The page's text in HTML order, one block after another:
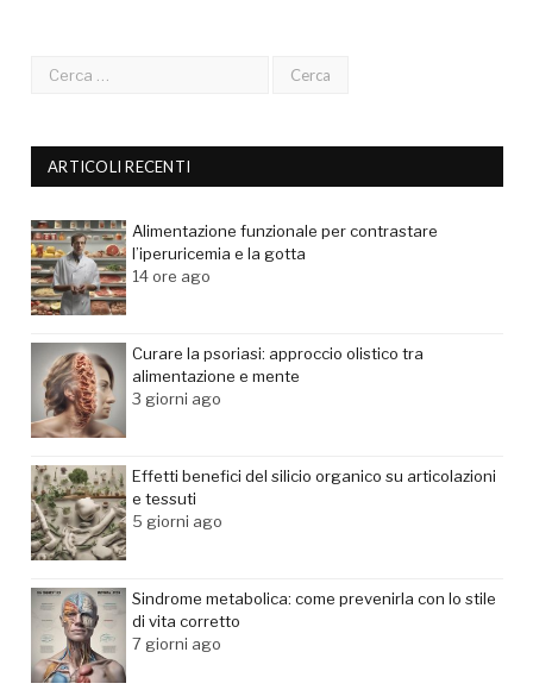
ARTICOLI RECENTI
Alimentazione funzionale per contrastare
l’iperuricemia e la gotta
14 ore ago
Curare la psoriasi: approccio olistico tra
alimentazione e mente
3 giorni ago
Effetti benefici del silicio organico su articolazioni
e tessuti
5 giorni ago
Sindrome metabolica: come prevenirla con lo stile
di vita corretto
7 giorni ago